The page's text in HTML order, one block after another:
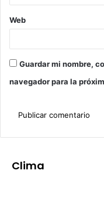
Web
Guardar mi nombre,
navegador para la
Clima